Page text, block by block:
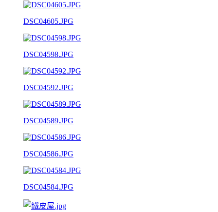
DSC04605.JPG
DSC04598.JPG
DSC04592.JPG
DSC04589.JPG
DSC04586.JPG
DSC04584.JPG